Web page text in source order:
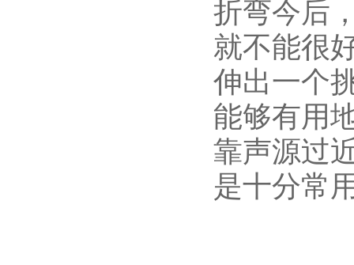
折弯今后
就不能很
伸出一个
能够有用
靠声源过
是十分常